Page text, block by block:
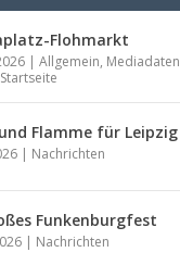
Flohmarkt
|Allgemein, Mediadaten
Startseite
Flamme für Leipzig
| Nachrichten
Funkenburgfest
| Nachrichten